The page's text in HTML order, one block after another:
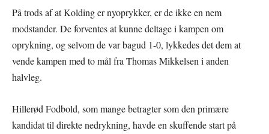
På trods af at Kolding er nyoprykker, er de ikke en nem
modstander. De forventes at kunne deltage i kampen om
oprykning, og selvom de var bagud 1-0, lykkedes det dem at
vende kampen med to mål fra Thomas Mikkelsen i anden
halvleg.
Hillerød Fodbold, som mange betragter som den primære
kandidat til direkte nedrykning, havde en skuffende start på